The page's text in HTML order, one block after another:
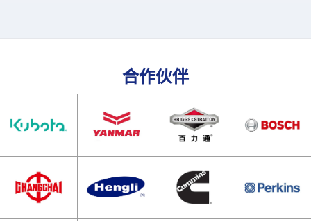
合作伙伴